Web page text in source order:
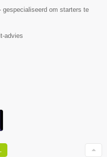
gespecialiseerd om starters te
advies